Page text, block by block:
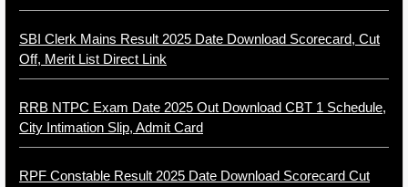
SBI Clerk Mains Result 2025 Date Download Scorecard, Cut
Off, Merit List Direct Link
RRB NTPC Exam Date 2025 Out Download CBT 1 Schedule,
City Intimation Slip, Admit Card
RPF Constable Result 2025 Date Download Scorecard Cut